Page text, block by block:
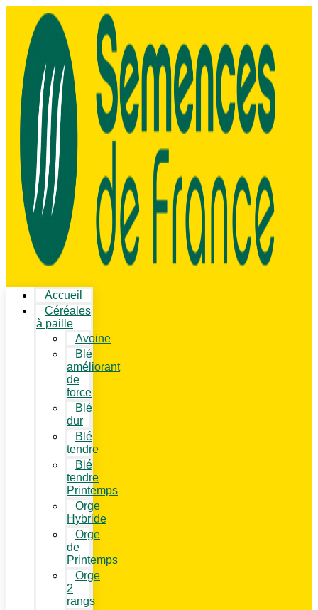
Accueil
Céréales
à paille
Avoine
Blé
améliorant
de
force
Blé
dur
Blé
tendre
Blé
tendre
Printemps
Orge
Hybride
Orge
de
Printemps
Orge
2
rangs